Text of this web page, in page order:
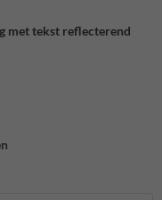
met tekst reflecterend